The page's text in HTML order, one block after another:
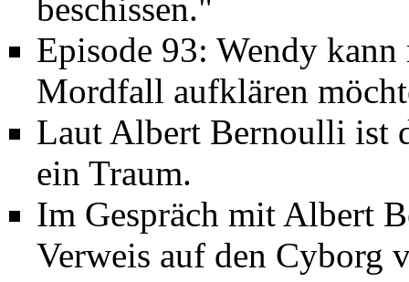
beschissen."
Episode 93: Wendy kann
Mordfall aufklären
Laut Albert Bernoulli ist
ein Traum.
Im Gespräch mit Albert
Verweis auf den Cyborg